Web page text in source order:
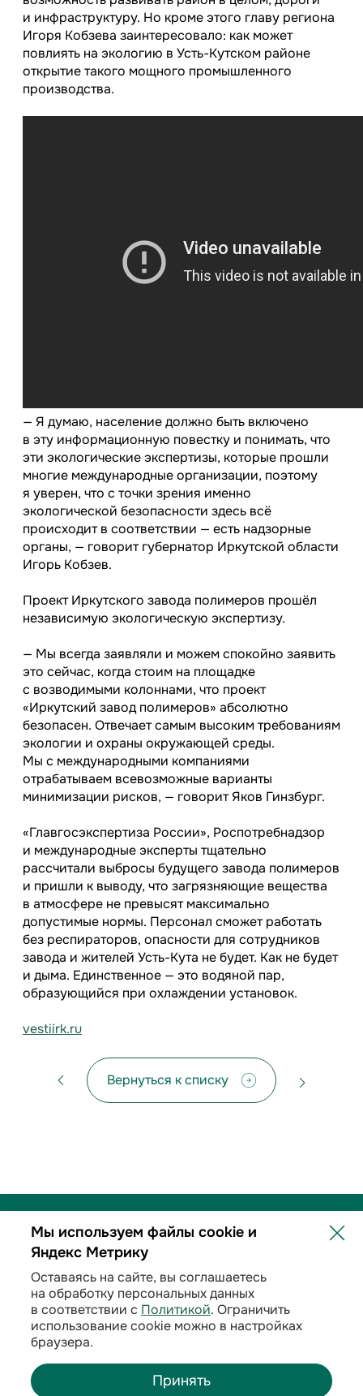
и инфраструктуру. Но кроме этого главу региона
Игоря Кобзева заинтересовало: как может
повлиять на экологию в Усть-Кутском районе
открытие такого мощного промышленного
производства.
— Я думаю, население должно быть включено
в эту информационную повестку и понимать, что
эти экологические экспертизы, которые прошли
многие международные организации, поэтому
я уверен, что с точки зрения именно
экологической безопасности здесь всё
происходит в соответствии — есть надзорные
органы, — говорит губернатор Иркутской области
Игорь Кобзев.
Проект Иркутского завода полимеров прошёл
независимую экологическую экспертизу.
— Мы всегда заявляли и можем спокойно заявить
это сейчас, когда стоим на площадке
с возводимыми колоннами, что проект
«Иркутский завод полимеров» абсолютно
безопасен. Отвечает самым высоким требованиям
экологии и охраны окружающей среды.
Мы с международными компаниями
отрабатываем всевозможные варианты
минимизации рисков, — говорит Яков Гинзбург.
«Главгосэкспертиза России», Роспотребнадзор
и международные эксперты тщательно
рассчитали выбросы будущего завода полимеров
и пришли к выводу, что загрязняющие вещества
в атмосфере не превысят максимально
допустимые нормы. Персонал сможет работать
без респираторов, опасности для сотрудников
завода и жителей Усть-Кута не будет. Как не будет
и дыма. Единственное — это водяной пар,
образующийся при охлаждении установок.
vestiirk.ru
Вернуться к списку
Политика обработки персональных данных
Договорные условия
Раскрытие информации
2026 ООО «ИНК»
Мы используем файлы cookie и
Яндекс Метрику
Оставаясь на сайте, вы соглашаетесь
на обработку персональных данных
в соответствии с Политикой. Ограничить
использование cookie можно в настройках
браузера.
Принять